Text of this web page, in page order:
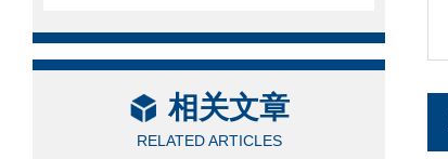
相关文章
RELATED ARTICLES